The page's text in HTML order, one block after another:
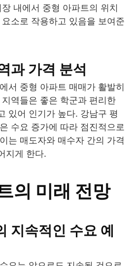
내에서 중형 아파트의 위치
소로 작용하고 있음을 보여준
과 가격 분석
서 중형 아파트 매매가 활발히
역들은 좋은 학군과 편리한
있어 인기가 높다. 강남구 평
수요 증가에 따라 점진적으로
는 매도자와 매수자 간의 가격
지게 한다.
의 미래 전망
지속적인 수요 예